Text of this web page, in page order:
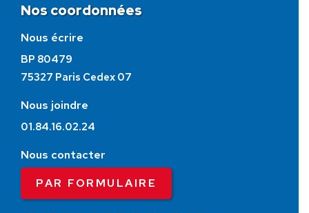
Nos coordonnées
Nous écrire
BP 80479
75327 Paris Cedex 07
Nous joindre
01.84.16.02.24
Nous contacter
PAR FORMULAIRE